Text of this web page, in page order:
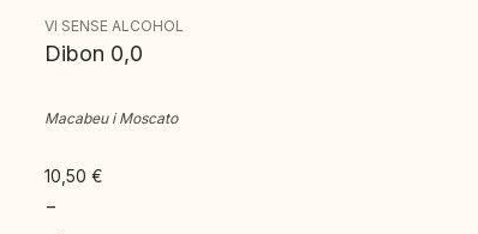
VI SENSE ALCOHOL
Dibon 0,0
Macabeu i Moscato
10,50 €
−